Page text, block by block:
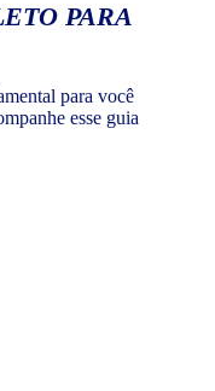
PARA
para você
esse guia